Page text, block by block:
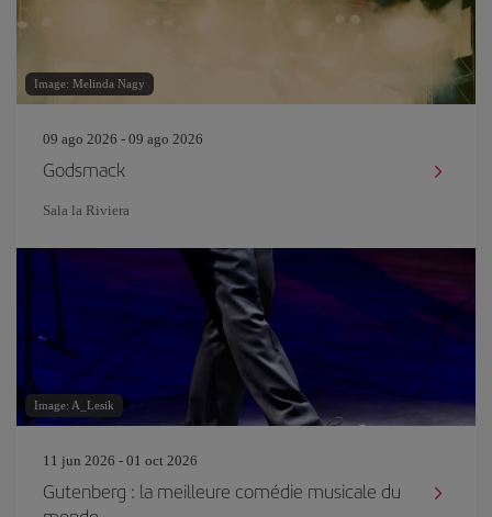
Image: Melinda Nagy
09 ago 2026 - 09 ago 2026
Godsmack
Sala la Riviera
Image: A_Lesik
11 jun 2026 - 01 oct 2026
Gutenberg : la meilleure comédie musicale du